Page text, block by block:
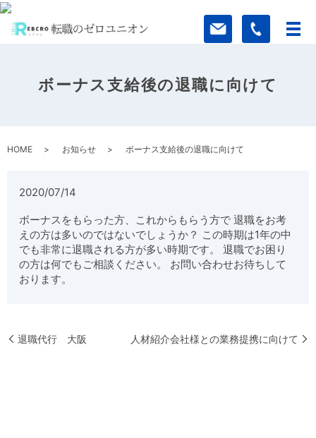
ボーナス支給後の退職に向けて
HOME お知らせ ボーナス支給後の退職に向けて
2020/07/14
ボーナスをもらった方、これからもらう方で 退職をお考
えの方は多いのではないでしょうか？ この時期は1年の中
でも非常に退職される方が多い時期です。 退職でお困り
の方は何でもご相談ください。 お問い合わせお待ちして
おります。
退職代行 大阪 人材紹介会社様との業務提携に向けて